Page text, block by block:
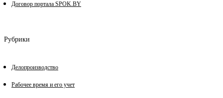
Договор портала SPOK.BY
Рубрики
Делопроизводство
Рабочее время и его учет